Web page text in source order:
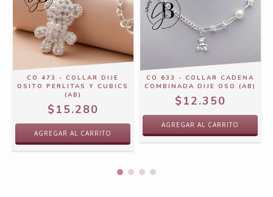
CO 473 - COLLAR DIJE
OSITO PERLITAS Y CUBICS
(AB)
$15.280
CO 633 - COLLAR CADENA
COMBINADA DIJE OSO (AB)
$12.350